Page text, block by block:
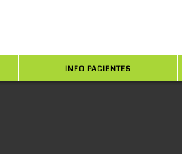
INFO PACIENTES